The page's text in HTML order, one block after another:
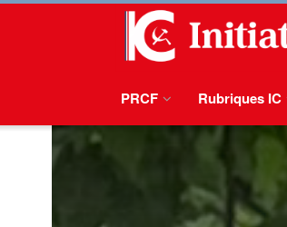
PRCF Rubriques IC